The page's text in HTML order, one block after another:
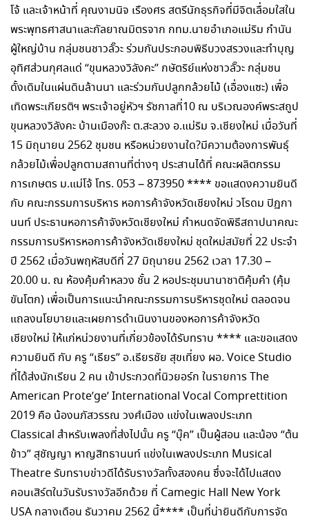
โจ้ และเจ้าหน้าที่ คุณงามนิจ เรืองศร สตรีนักธุรกิจที่มีจิตเลื่อมใสใน
พระพุทธศาสนาและกัลยาณมิตรจาก กทม.นายอำเภอแม่ริม กำนัน
ผู้ใหญ่บ้าน กลุ่มชนชาวลั๊วะ ร่วมกันประกอบพิธีบวงสรวงและทำบุญ
อุทิศส่วนกุศลแด่ “ขุนหลวงวิลังคะ” กษัตริย์แห่งชาวลั๊วะ กลุ่มชน
ดั้งเดิมในแผ่นดินล้านนา และร่วมกันปลูกกล้วยไม้ (เอื่องแซะ) เพื่อ
เทิดพระเกียรติฯ พระเจ้าอยู่หัวฯ รัชกาลที่10 ณ บริเวณองค์พระสถูป
ขุนหลวงวิลังคะ บ้านเมืองก๊ะ ต.สะลวง อ.แม่ริม จ.เชียงใหม่ เมื่อวันที่
15 มิถุนายน 2562 ชุมชน หรือหน่วยงานใด?มีความต้องการพันธุ์
กล้วยไม้เพื่อปลูกตามสถานที่ต่างๆ ประสานได้ที่ คณะผลิตกรรม
การเกษตร ม.แม่โจ้ โทร. 053 – 873950 **** ขอแสดงความยินดี
กับ คณะกรรมการบริหาร หอการค้าจังหวัดเชียงใหม่ วโรดม ปิฏกา
นนท์ ประธานหอการค้าจังหวัดเชียงใหม่ กำหนดจัดพิธีสถาปนาคณะ
กรรมการบริหารหอการค้าจังหวัดเชียงใหม่ ชุดใหม่สมัยที่ 22 ประจำ
ปี 2562 เมื่อวันพฤหัสบดีที่ 27 มิถุนายน 2562 เวลา 17.30 –
20.00 น. ณ ห้องคุ้มคำหลวง ชั้น 2 หอประชุมนานาชาติคุ้มคำ (คุ้ม
ขันโตก) เพื่อเป็นการแนะนำคณะกรรมการบริหารชุดใหม่ ตลอดจน
แถลงนโยบายและเผยการดำเนินงานของหอการค้าจังหวัด
เชียงใหม่ ให้แก่หน่วยงานที่เกี่ยวข้องได้รับทราบ **** และขอแสดง
ความยินดี กับ ครู “เธียร” อ.เธียรชัย สุขเที่ยง ผอ. Voice Studio
ที่ได้ส่งนักเรียน 2 คน เข้าประกวดที่นิวยอร์ก ในรายการ The
American Prote’ge’ International Vocal Comprettition
2019 คือ น้องนภัสวรรณ วงศ์เมือง แข่งในเพลงประเภท
Classical สำหรับเพลงที่ส่งไปนั้น ครู “บุ๊ค” เป็นผู้สอน และน้อง “ต้น
ข้าว” สุชัญญา หาญสิทธานนท์ แข่งในเพลงประเภท Musical
Theatre รับทราบข่าวดีได้รับรางวัลทั้งสองคน ซึ่งจะได้ไปแสดง
คอนเสิร์ตในวันรับรางวัลอีกด้วย ที่ Camegic Hall New York
USA กลางเดือน ธันวาคม 2562 นี้**** เป็นที่น่ายินดีกับการจัด